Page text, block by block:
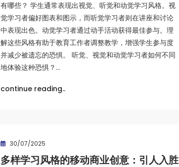
有哪些？ 学生通常表现出视觉、听觉和动觉学习风格。视
觉学习者偏好图表和图示，而听觉学习者则在讲座和讨论
中表现出色。动觉学习者通过动手活动获得最佳参与。理
解这些风格有助于教育工作者调整教学，增强学生参与度
并减少被遗忘的恐惧。 听觉、视觉和动觉学习者如何不同
地体验这种恐惧？…
continue reading..
30/07/2025
多样学习风格的移动商业创意：引人入胜